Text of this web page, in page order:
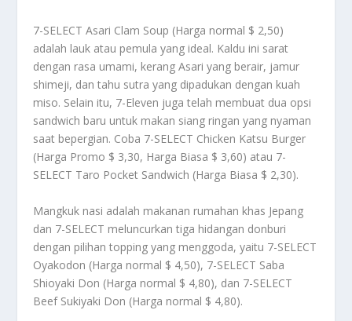
7-SELECT Asari Clam Soup (Harga normal $ 2,50)
adalah lauk atau pemula yang ideal. Kaldu ini sarat
dengan rasa umami, kerang Asari yang berair, jamur
shimeji, dan tahu sutra yang dipadukan dengan kuah
miso. Selain itu, 7-Eleven juga telah membuat dua opsi
sandwich baru untuk makan siang ringan yang nyaman
saat bepergian. Coba 7-SELECT Chicken Katsu Burger
(Harga Promo $ 3,30, Harga Biasa $ 3,60) atau 7-
SELECT Taro Pocket Sandwich (Harga Biasa $ 2,30).
Mangkuk nasi adalah makanan rumahan khas Jepang
dan 7-SELECT meluncurkan tiga hidangan donburi
dengan pilihan topping yang menggoda, yaitu 7-SELECT
Oyakodon (Harga normal $ 4,50), 7-SELECT Saba
Shioyaki Don (Harga normal $ 4,80), dan 7-SELECT
Beef Sukiyaki Don (Harga normal $ 4,80).